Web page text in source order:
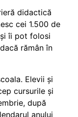
didactică
cei 1.500 de
îi pot folosi
rămân în
Elevii și
cursurile și
după
anului